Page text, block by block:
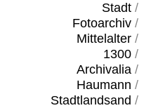
Stadt/
Fotoarchiv/
Mittelalter/
1300/
Archivalia/
Haumann /
Stadtlandsand /